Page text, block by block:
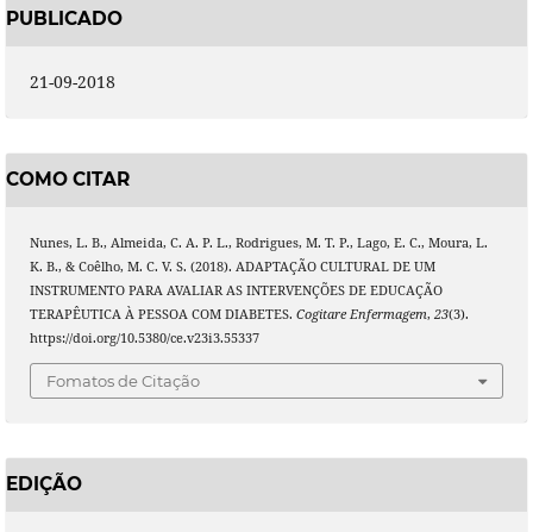
PUBLICADO
21-09-2018
COMO CITAR
Nunes, L. B., Almeida, C. A. P. L., Rodrigues, M. T. P., Lago, E. C., Moura, L.
K. B., & Coêlho, M. C. V. S. (2018). ADAPTAÇÃO CULTURAL DE UM
INSTRUMENTO PARA AVALIAR AS INTERVENÇÕES DE EDUCAÇÃO
TERAPÊUTICA À PESSOA COM DIABETES. Cogitare Enfermagem, 23(3).
https://doi.org/10.5380/ce.v23i3.55337
Fomatos de Citação
EDIÇÃO